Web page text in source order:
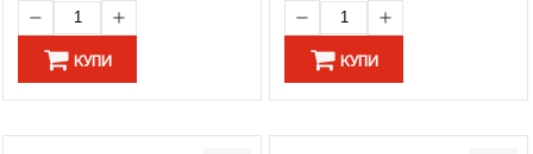
КУПИ КУПИ